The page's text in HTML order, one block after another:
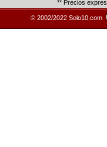
** Precios
© 2002/2022 Solo10.com